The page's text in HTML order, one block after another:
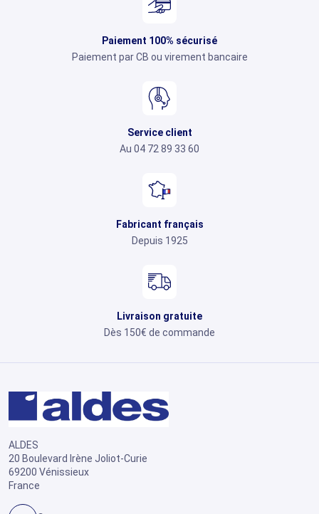
Paiement 100% sécurisé
Paiement par CB ou virement bancaire
Service client
Au 04 72 89 33 60
Fabricant français
Depuis 1925
Livraison gratuite
Dès 150€ de commande
ALDES
20 Boulevard Irène Joliot-Curie
69200 Vénissieux
France